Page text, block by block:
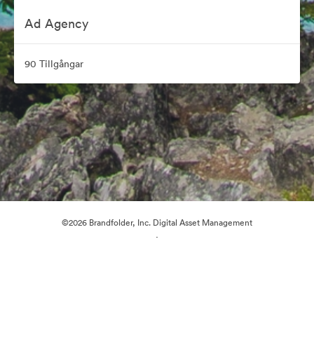
Ad Agency
90 Tillgångar
©2026 Brandfolder, Inc. Digital Asset Management
·